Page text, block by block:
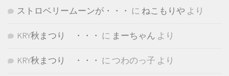
ストロベリームーンが・・・ に ねこもりや より
KRY秋まつり ・・・ に まーちゃん より
KRY秋まつり ・・・ に つわのっ子 より